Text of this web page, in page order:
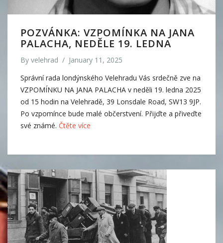
POZVÁNKA: VZPOMÍNKA NA JANA
PALACHA, NEDĚLE 19. LEDNA
By velehrad / January 11, 2025
Správní rada londýnského Velehradu Vás srdečně zve na
VZPOMÍNKU NA JANA PALACHA v neděli 19. ledna 2025
od 15 hodin na Velehradě, 39 Lonsdale Road, SW13 9JP.
Po vzpomínce bude malé občerstvení. Přijďte a přiveďte
své známé. Čtěte více